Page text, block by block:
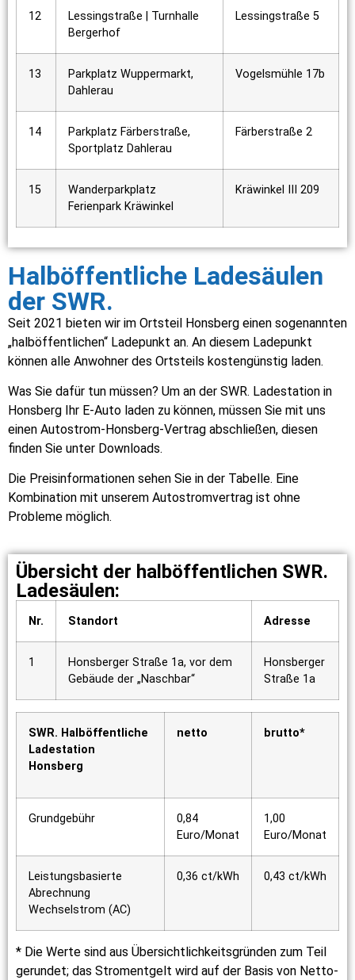
12
Lessingstraße | Turnhalle
Bergerhof
Lessingstraße 5
13
Parkplatz Wuppermarkt,
Dahlerau
Vogelsmühle 17b
14
Parkplatz Färberstraße,
Sportplatz Dahlerau
Färberstraße 2
15
Wanderparkplatz
Ferienpark Kräwinkel
Kräwinkel III 209
Halböffentliche Ladesäulen
der SWR.
Seit 2021 bieten wir im Ortsteil Honsberg einen sogenannten
„halböffentlichen“ Ladepunkt an. An diesem Ladepunkt
können alle Anwohner des Ortsteils kostengünstig laden.
Was Sie dafür tun müssen? Um an der SWR. Ladestation in
Honsberg Ihr E-Auto laden zu können, müssen Sie mit uns
einen Autostrom-Honsberg-Vertrag abschließen, diesen
finden Sie unter Downloads.
Die Preisinformationen sehen Sie in der Tabelle. Eine
Kombination mit unserem Autostromvertrag ist ohne
Probleme möglich.
Übersicht der halböffentlichen SWR.
Ladesäulen:
Nr. Standort Adresse
1
Honsberger Straße 1a, vor dem
Gebäude der „Naschbar“
Honsberger
Straße 1a
SWR. Halböffentliche
Ladestation
Honsberg
netto brutto*
Grundgebühr
0,84
Euro/Monat
1,00
Euro/Monat
Leistungsbasierte
Abrechnung
Wechselstrom (AC)
0,36 ct/kWh 0,43 ct/kWh
* Die Werte sind aus Übersichtlichkeitsgründen zum Teil
gerundet; das Stromentgelt wird auf der Basis von Netto-